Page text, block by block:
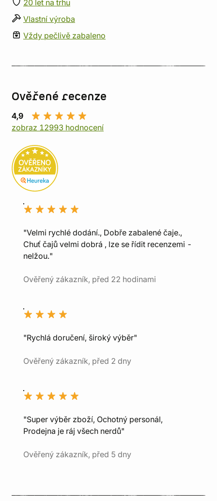
20 let na trhu
Vlastní výroba
Vždy pečlivě zabaleno
Ověřené recenze
4,9
zobraz 12993 hodnocení
"Velmi rychlé dodání., Dobře zabalené čaje.,
Chuť čajů velmi dobrá , lze se řídit recenzemi -
nelžou."
Ověřený zákazník, před 22 hodinami
"Rychlá doručení, široký výběr"
Ověřený zákazník, před 2 dny
"Super výběr zboží, Ochotný personál,
Prodejna je ráj všech nerdů"
Ověřený zákazník, před 5 dny